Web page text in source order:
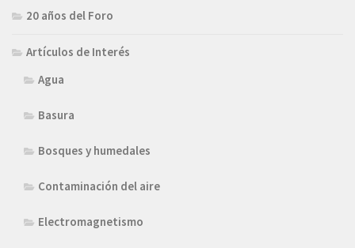
20 años del Foro
Artículos de Interés
Agua
Basura
Bosques y humedales
Contaminación del aire
Electromagnetismo